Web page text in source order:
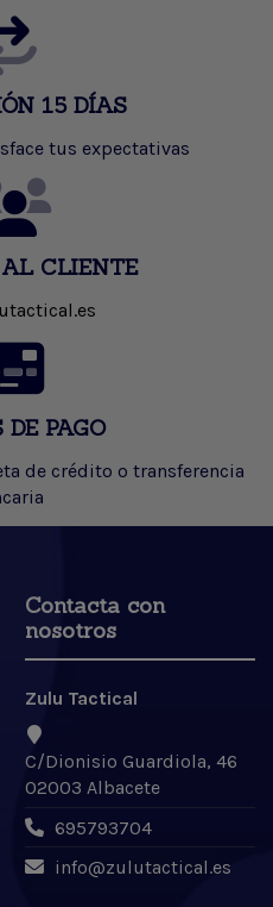
15 DÍAS
tus expectativas
CLIENTE
DE PAGO
de crédito o transferencia
Contacta con
nosotros
Zulu Tactical
C/Dionisio Guardiola, 46
02003 Albacete
695793704
info@zulutactical.es